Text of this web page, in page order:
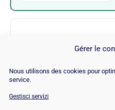
Gérer le
Nous utilisons des cookies pour
service.
Gestisci servizi